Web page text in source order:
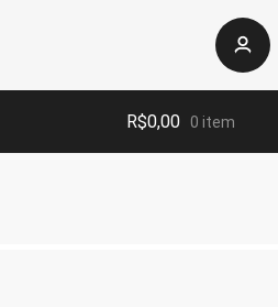
R$0,00 0 item